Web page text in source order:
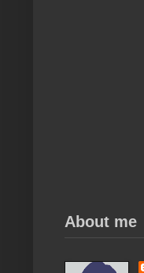
About me